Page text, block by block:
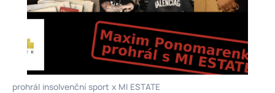
prohrál insolvenční sport x MI ESTATE